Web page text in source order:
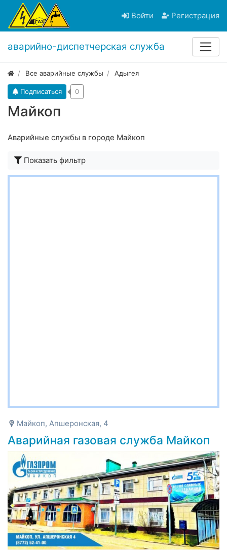
Войти Регистрация
аварийно-диспетчерская служба
Все аварийные службы Адыгея
Майкоп
Подписаться 0
Аварийные службы в городе Майкоп
Показать фильтр
Майкоп, Апшеронская, 4
Аварийная газовая служба Майкоп